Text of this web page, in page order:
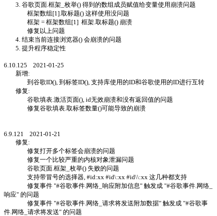
3. 谷歌页面.框架_枚举() 得到的数组成员赋值给变量使用崩溃问题
框架数组[1].取标题() 这样使用没问题
框架 = 框架数组[1] 框架.取标题() 崩溃
修复以上问题
4. 结束当前连接浏览器() 会崩溃的问题
5. 提升程序稳定性
6.10.125 2021-01-25
新增:
到谷歌ID(), 到标签ID(), 支持库使用的ID和谷歌使用的ID进行互转
修复:
谷歌填表.激活页面(), id无效崩溃和没有返回值的问题
修复谷歌填表.取标签数量()可能导致的崩溃
6.9.121 2021-01-21
修复:
修复打开多个标签会崩溃的问题
修复一个比较严重的内核对象泄漏问题
谷歌页面.框架_枚举() 失败的问题
支持带冒号的选择器, #id:xx #id\:xx #id\\:xx 这几种都支持
修复事件 "#谷歌事件.网络_响应附加信息" 触发成 "#谷歌事件.网络_
响应" 的问题
修复事件 "#谷歌事件.网络_请求将发送附加数据" 触发成 "#谷歌事
件.网络_请求将发送" 的问题